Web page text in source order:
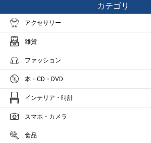
カテゴリ
アクセサリー
雑貨
ファッション
本・CD・DVD
インテリア・時計
スマホ・カメラ
食品